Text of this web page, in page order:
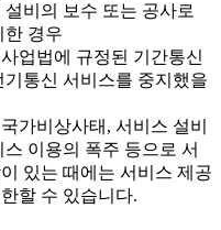
설비의 보수 또는 공사로
한 경우
업법에 규정된 기간통신
기통신 서비스를 중지했을
가비상사태, 서비스 설비
이용의 폭주 등으로 서
있는 때에는 서비스 제공
할 수 있습니다.